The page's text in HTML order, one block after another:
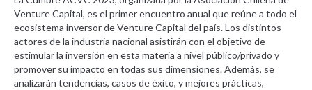
Venture Capital, es el primer encuentro anual que reúne a todo el
ecosistema inversor de Venture Capital del país. Los distintos
actores de la industria nacional asistirán con el objetivo de
estimular la inversión en esta materia a nivel público/privado y
promover su impacto en todas sus dimensiones. Además, se
analizarán tendencias, casos de éxito, y mejores prácticas,